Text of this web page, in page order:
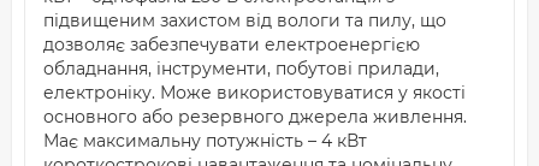
підвищеним захистом від вологи та пилу, що
дозволяє забезпечувати електроенергією
обладнання, інструменти, побутові прилади,
електроніку. Може використовуватися у якості
основного або резервного джерела живлення.
Має максимальну потужність – 4 кВт